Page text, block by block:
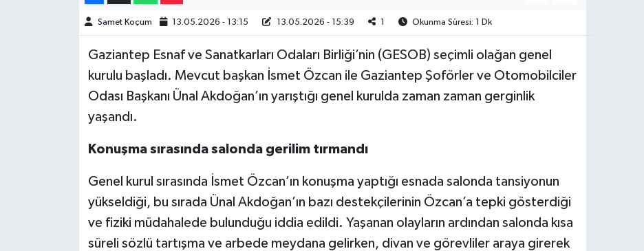
Samet Koçum 13.05.2026 - 13:15 13.05.2026 - 15:39 Okunma Süresi: 1 Dk
Gaziantep Esnaf ve Sanatkarları Odaları Birliği’nin (GESOB) seçimli olağan genel
kurulu başladı. Mevcut başkan İsmet Özcan ile Gaziantep Şoförler ve Otomobilciler
Odası Başkanı Ünal Akdoğan’ın yarıştığı genel kurulda zaman zaman gerginlik
yaşandı.
Konuşma sırasında salonda gerilim tırmandı
Genel kurul sırasında İsmet Özcan’ın konuşma yaptığı esnada salonda tansiyonun
yükseldiği, bu sırada Ünal Akdoğan’ın bazı destekçilerinin Özcan’a tepki gösterdiği
ve fiziki müdahalede bulunduğu iddia edildi. Yaşanan olayların ardından salonda kısa
süreli sözlü tartışma ve arbede meydana gelirken, divan ve görevliler araya girerek
Teknoloji
Yeme-İçme